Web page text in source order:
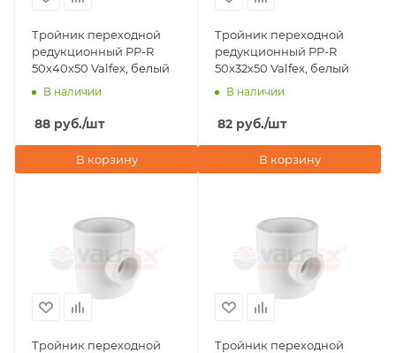
Тройник переходной
редукционный PP-R
50х40х50 Valfex, белый
В наличии
88 руб./шт
В корзину
Тройник переходной
редукционный PP-R
50х32х50 Valfex, белый
В наличии
82 руб./шт
В корзину
Тройник переходной
Тройник переходной